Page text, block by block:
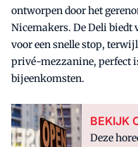
ontworpen door het
Nicemakers. De Deli biedt
voor een snelle stop,
privé-mezzanine, perfect
bijeenkomsten.
BEKIJK
Deze